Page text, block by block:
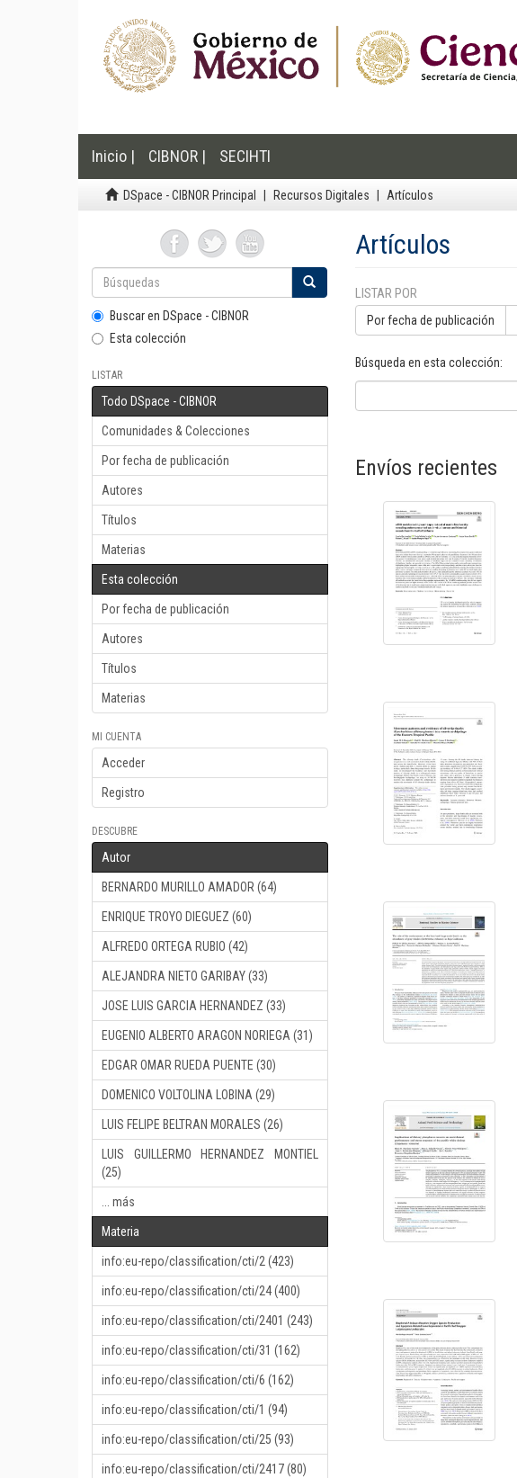
Inicio | CIBNOR | SECIHTI
DSpace - CIBNOR Principal Recursos Digitales Artículos
Buscar en DSpace - CIBNOR
Esta colección
LISTAR
Todo DSpace - CIBNOR
Comunidades & Colecciones
Por fecha de publicación
Autores
Títulos
Materias
Esta colección
Por fecha de publicación
Autores
Títulos
Materias
MI CUENTA
Acceder
Registro
DESCUBRE
Autor
BERNARDO MURILLO AMADOR (64)
ENRIQUE TROYO DIEGUEZ (60)
ALFREDO ORTEGA RUBIO (42)
ALEJANDRA NIETO GARIBAY (33)
JOSE LUIS GARCIA HERNANDEZ (33)
EUGENIO ALBERTO ARAGON NORIEGA (31)
EDGAR OMAR RUEDA PUENTE (30)
DOMENICO VOLTOLINA LOBINA (29)
LUIS FELIPE BELTRAN MORALES (26)
LUIS GUILLERMO HERNANDEZ MONTIEL
(25)
... más
Materia
info:eu-repo/classification/cti/2 (423)
info:eu-repo/classification/cti/24 (400)
info:eu-repo/classification/cti/2401 (243)
info:eu-repo/classification/cti/31 (162)
info:eu-repo/classification/cti/6 (162)
info:eu-repo/classification/cti/1 (94)
info:eu-repo/classification/cti/25 (93)
info:eu-repo/classification/cti/2417 (80)
Artículos
LISTAR POR
Por fecha de publicación
Búsqueda en esta colección:
Envíos recientes